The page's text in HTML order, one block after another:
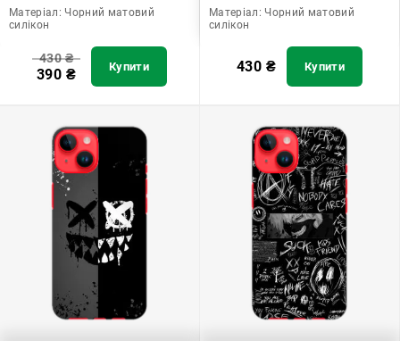
Матеріал: Чорний матовий
силікон
430₴
390 ₴ Купити
Матеріал: Чорний матовий
силікон
430 ₴ Купити